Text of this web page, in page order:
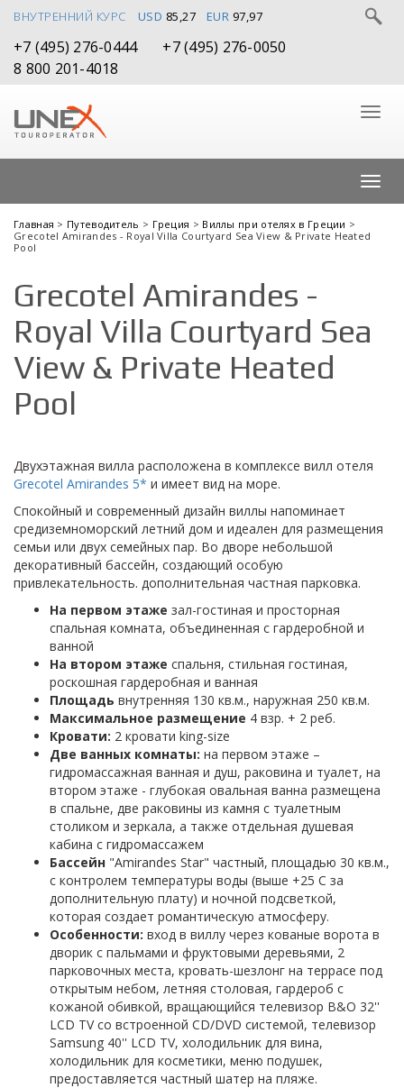
ВНУТРЕННИЙ КУРС USD 85,27 EUR 97,97
+7 (495) 276-0444
+7 (495) 276-0050
8 800 201-4018
Главная > Путеводитель > Греция > Виллы при отелях в Греции >
Grecotel Amirandes - Royal Villa Courtyard Sea View & Private Heated
Pool
Grecotel Amirandes -
Royal Villa Courtyard Sea
View & Private Heated
Pool
Двухэтажная вилла расположена в комплексе вилл отеля
Grecotel Amirandes 5* и имеет вид на море.
Спокойный и современный дизайн виллы напоминает
средиземноморский летний дом и идеален для размещения
семьи или двух семейных пар. Во дворе небольшой
декоративный бассейн, создающий особую
привлекательность. дополнительная частная парковка.
На первом этаже зал-гостиная и просторная
спальная комната, объединенная с гардеробной и
ванной
На втором этаже спальня, стильная гостиная,
роскошная гардеробная и ванная
Площадь внутренняя 130 кв.м., наружная 250 кв.м.
Максимальное размещение 4 взр. + 2 реб.
Кровати: 2 кровати king-size
Две ванных комнаты: на первом этаже –
гидромассажная ванная и душ, раковина и туалет, на
втором этаже - глубокая овальная ванна размещена
в спальне, две раковины из камня с туалетным
столиком и зеркала, а также отдельная душевая
кабина с гидромассажем
Бассейн "Amirandes Star" частный, площадью 30 кв.м.,
с контролем температуры воды (выше +25 С за
дополнительную плату) и ночной подсветкой,
которая создает романтическую атмосферу.
Особенности: вход в виллу через кованые ворота в
дворик с пальмами и фруктовыми деревьями, 2
парковочных места, кровать-шезлонг на террасе под
открытым небом, летняя столовая, гардероб с
кожаной обивкой, вращающийся телевизор B&O 32''
LCD TV со встроенной CD/DVD системой, телевизор
Samsung 40'' LCD TV, холодильник для вина,
холодильник для косметики, меню подушек,
предоставляется частный шатер на пляже.